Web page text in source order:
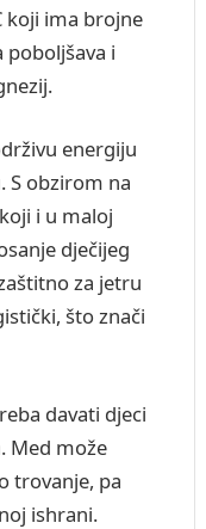
koji ima brojne
i
energiju
S obzirom na
i u maloj
dječijeg
za jetru
što znači
davati djeci
Med može
trovanje, pa
ishrani.